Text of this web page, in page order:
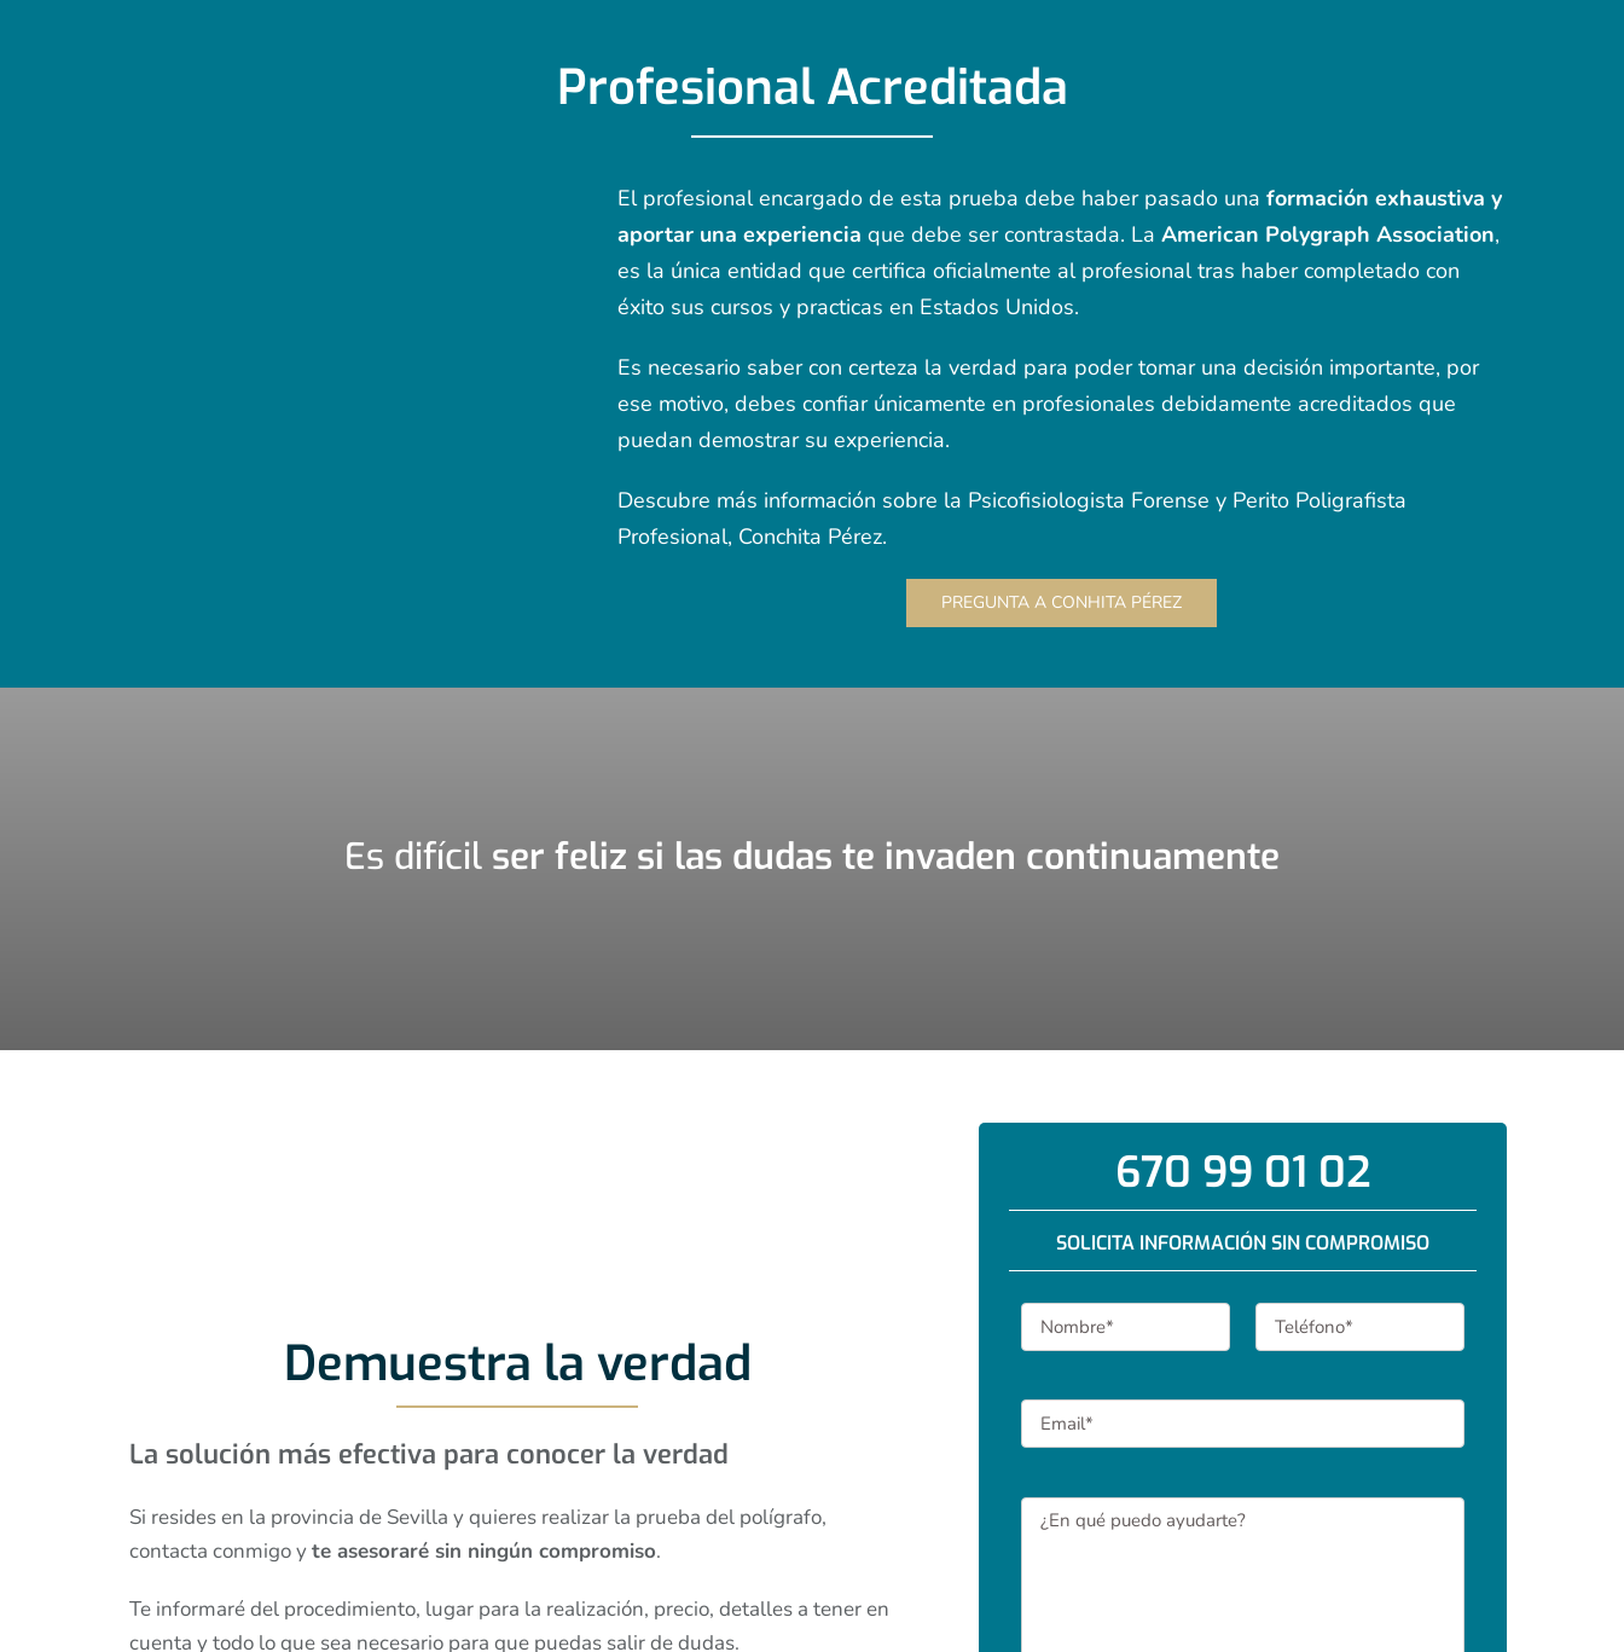
Profesional Acreditada
El profesional encargado de esta prueba debe haber pasado una formación exhaustiva y
aportar una experiencia que debe ser contrastada. La American Polygraph Association,
es la única entidad que certifica oficialmente al profesional tras haber completado con
éxito sus cursos y practicas en Estados Unidos.
Es necesario saber con certeza la verdad para poder tomar una decisión importante, por
ese motivo, debes confiar únicamente en profesionales debidamente acreditados que
puedan demostrar su experiencia.
Descubre más información sobre la Psicofisiologista Forense y Perito Poligrafista
Profesional, Conchita Pérez.
PREGUNTA A CONHITA PÉREZ
Es difícil ser feliz si las dudas te invaden continuamente
Demuestra la verdad
La solución más efectiva para conocer la verdad
Si resides en la provincia de Sevilla y quieres realizar la prueba del polígrafo,
contacta conmigo yte asesoraré sin ningún compromiso.
Te informaré del procedimiento, lugar para la realización, precio, detalles a tener en
cuenta y todo lo que sea necesario para que puedas salir de dudas.
670 99 01 02
SOLICITA INFORMACIÓN SIN COMPROMISO